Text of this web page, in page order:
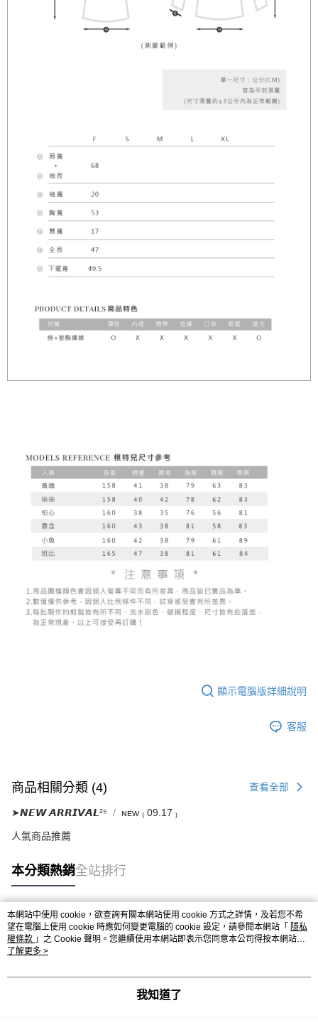
顯示電腦版詳細說明
客服
商品相關分類 (4) 查看全部
➤𝙉𝙀𝙒 𝘼𝙍𝙍𝙄𝙑𝘼𝙇²⁵ ɴᴇᴡ ₍ 09.17 ₎
人氣商品推薦
本分類熱銷全站排行
熱門標籤
本網站中使用 cookie，欲查詢有關本網站使用 cookie 方式之詳情，及若您不希
望在電腦上使用 cookie 時應如何變更電腦的 cookie 設定，請參閱本網站「 隱私
權條款 」之 Cookie 聲明。您繼續使用本網站即表示您同意本公司得按本網站使
用條款之 Cookie 聲明使用 cookie。
了解更多 >
我知道了